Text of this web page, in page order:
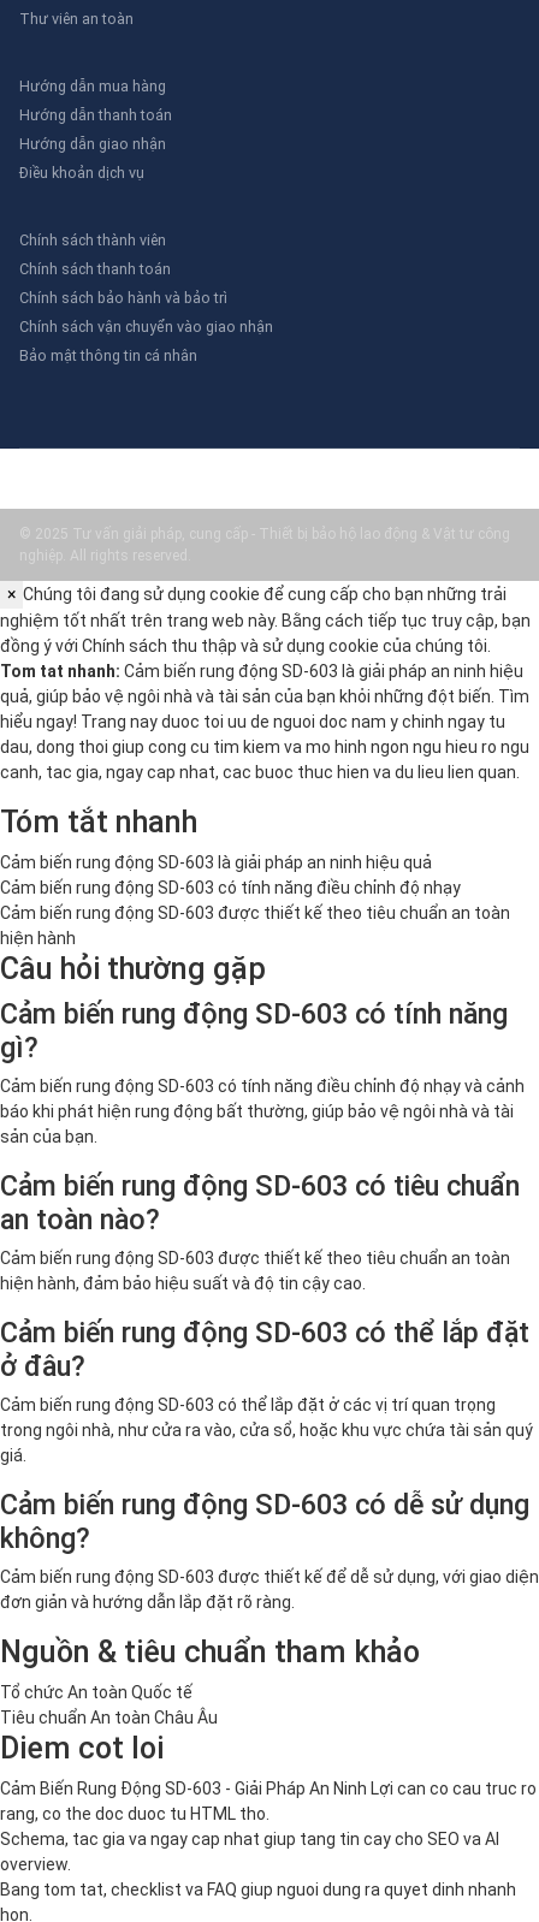
Thư viên an toàn
Hướng dẫn mua hàng
Hướng dẫn thanh toán
Hướng dẫn giao nhận
Điều khoản dịch vụ
Chính sách thành viên
Chính sách thanh toán
Chính sách bảo hành và bảo trì
Chính sách vận chuyển vào giao nhận
Bảo mật thông tin cá nhân
© 2025 Tư vấn giải pháp, cung cấp - Thiết bị bảo hộ lao động & Vật tư công
nghiệp. All rights reserved.
× Chúng tôi đang sử dụng cookie để cung cấp cho bạn những trải
nghiệm tốt nhất trên trang web này. Bằng cách tiếp tục truy cập, bạn
đồng ý với Chính sách thu thập và sử dụng cookie của chúng tôi.
Tom tat nhanh: Cảm biến rung động SD-603 là giải pháp an ninh hiệu
quả, giúp bảo vệ ngôi nhà và tài sản của bạn khỏi những đột biến. Tìm
hiểu ngay! Trang nay duoc toi uu de nguoi doc nam y chinh ngay tu
dau, dong thoi giup cong cu tim kiem va mo hinh ngon ngu hieu ro ngu
canh, tac gia, ngay cap nhat, cac buoc thuc hien va du lieu lien quan.
Tóm tắt nhanh
Cảm biến rung động SD-603 là giải pháp an ninh hiệu quả
Cảm biến rung động SD-603 có tính năng điều chỉnh độ nhạy
Cảm biến rung động SD-603 được thiết kế theo tiêu chuẩn an toàn
hiện hành
Câu hỏi thường gặp
Cảm biến rung động SD-603 có tính năng
gì?
Cảm biến rung động SD-603 có tính năng điều chỉnh độ nhạy và cảnh
báo khi phát hiện rung động bất thường, giúp bảo vệ ngôi nhà và tài
sản của bạn.
Cảm biến rung động SD-603 có tiêu chuẩn
an toàn nào?
Cảm biến rung động SD-603 được thiết kế theo tiêu chuẩn an toàn
hiện hành, đảm bảo hiệu suất và độ tin cậy cao.
Cảm biến rung động SD-603 có thể lắp đặt
ở đâu?
Cảm biến rung động SD-603 có thể lắp đặt ở các vị trí quan trọng
trong ngôi nhà, như cửa ra vào, cửa sổ, hoặc khu vực chứa tài sản quý
giá.
Cảm biến rung động SD-603 có dễ sử dụng
không?
Cảm biến rung động SD-603 được thiết kế để dễ sử dụng, với giao diện
đơn giản và hướng dẫn lắp đặt rõ ràng.
Nguồn & tiêu chuẩn tham khảo
Tổ chức An toàn Quốc tế
Tiêu chuẩn An toàn Châu Âu
Diem cot loi
Cảm Biến Rung Động SD-603 - Giải Pháp An Ninh Lợi can co cau truc ro
rang, co the doc duoc tu HTML tho.
Schema, tac gia va ngay cap nhat giup tang tin cay cho SEO va AI
overview.
Bang tom tat, checklist va FAQ giup nguoi dung ra quyet dinh nhanh
hon.